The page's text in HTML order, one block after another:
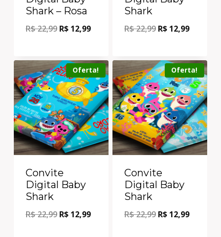
Shark – Rosa
R$22,99 R$ 12,99
Shark
R$22,99 R$ 12,99
Oferta!
Convite
Digital Baby
Shark
R$22,99 R$ 12,99
Oferta!
Convite
Digital Baby
Shark
R$22,99 R$ 12,99